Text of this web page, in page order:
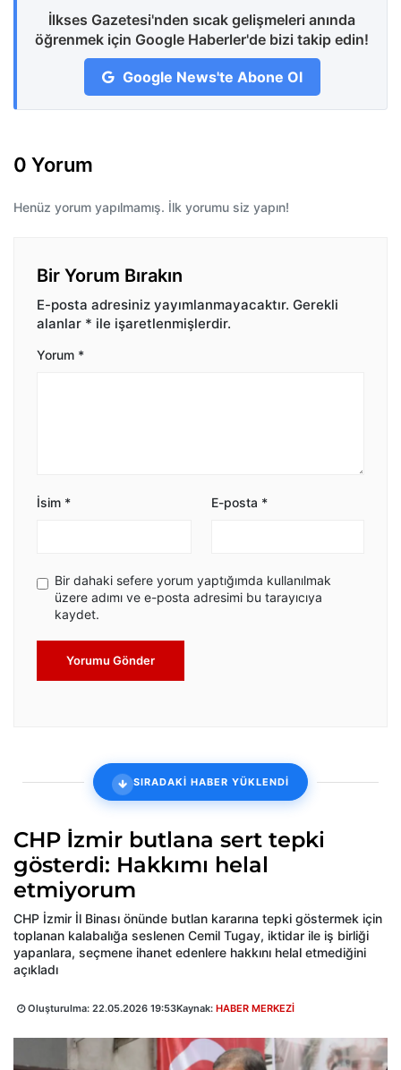
İlkses Gazetesi'nden sıcak gelişmeleri anında
öğrenmek için Google Haberler'de bizi takip edin!
Google News'te Abone Ol
0 Yorum
Henüz yorum yapılmamış. İlk yorumu siz yapın!
Bir Yorum Bırakın
E-posta adresiniz yayımlanmayacaktır. Gerekli
alanlar * ile işaretlenmişlerdir.
Yorum *
İsim * E-posta *
Bir dahaki sefere yorum yaptığımda kullanılmak
üzere adımı ve e-posta adresimi bu tarayıcıya
kaydet.
Yorumu Gönder
SIRADAKİ HABER YÜKLENDİ
CHP İzmir butlana sert tepki
gösterdi: Hakkımı helal
etmiyorum
CHP İzmir İl Binası önünde butlan kararına tepki göstermek için
toplanan kalabalığa seslenen Cemil Tugay, iktidar ile iş birliği
yapanlara, seçmene ihanet edenlere hakkını helal etmediğini
açıkladı
Oluşturulma: 22.05.2026 19:53Kaynak: HABER MERKEZİ